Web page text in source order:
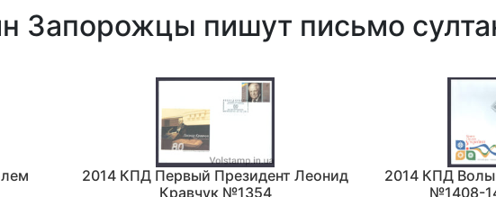
Запорожцы пишут письмо
2014 КПД Первый Президент Леонид
Кравчук №1354
2014 КПД
№1408-